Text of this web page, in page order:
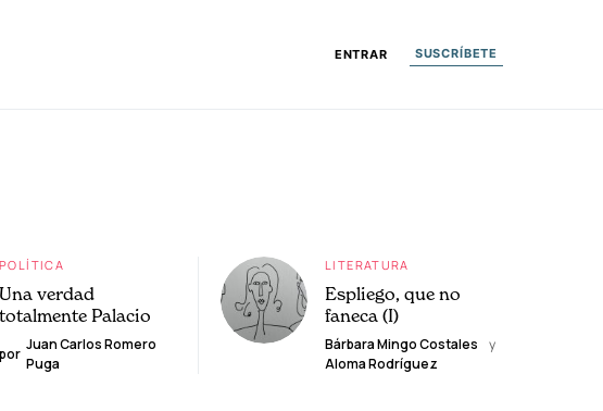
ENTRAR SUSCRÍBETE
POLÍTICA
Una verdad
totalmente Palacio
por
Juan Carlos Romero
Puga
LITERATURA
Espliego, que no
faneca (I)
Bárbara Mingo Costales
y
Aloma Rodríguez